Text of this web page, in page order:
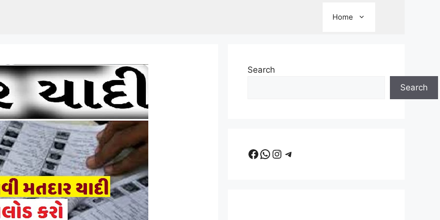
Home
Search
Search
Facebook
WhatsApp
Instagram
Telegram